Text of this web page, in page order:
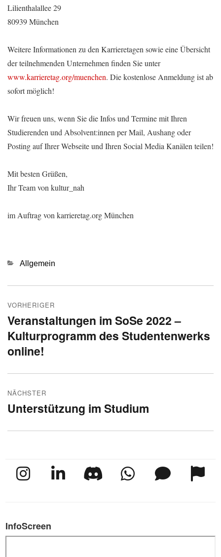
Lilienthalallee 29
80939 München
Weitere Informationen zu den Karrieretagen sowie eine Übersicht
der teilnehmenden Unternehmen finden Sie unter
www.karrieretag.org/muenchen. Die kostenlose Anmeldung ist ab
sofort möglich!
Wir freuen uns, wenn Sie die Infos und Termine mit Ihren
Studierenden und Absolvent:innen per Mail, Aushang oder
Posting auf Ihrer Webseite und Ihren Social Media Kanälen teilen!
Mit besten Grüßen,
Ihr Team von kultur_nah
im Auftrag von karrieretag.org München
Kategorien
Allgemein
VORHERIGER
Vorheriger
Beitrag:
Veranstaltungen im SoSe 2022 –
Kulturprogramm des Studentenwerks
online!
NÄCHSTER
Nächster
Unterstützung im Studium
InfoScreen